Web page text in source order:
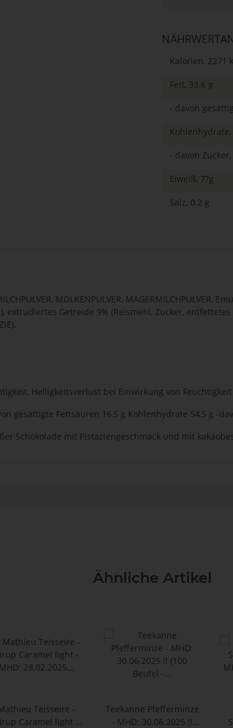
Kalorien, 2271
Fett, 33.6 g
- davon
Kohlenhydrate,
- davon Zucker,
Eiweiß, 7?g
Salz, 0.2 g
MOLKENPULVER, MAGERMILCHPULVER,
extrudiertes Getreide 9% (Reismehl, Zucker,
Helligkeitsverlust bei Einwirkung von
gesättigte Fettsäuren 16,5 g Kohlenhydrate 54,5 g -
Schokolade mit Pistaziengeschmack und mit
Ähnliche Artikel
Teisseire -
Caramel light -
Teekanne Pfefferminze
- MHD: 30.06.2025 !!